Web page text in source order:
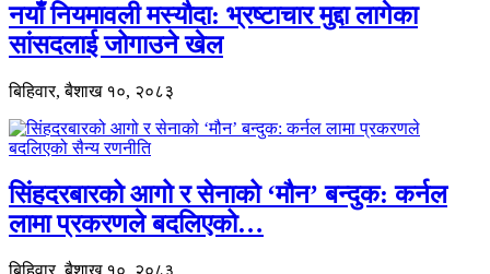
नयाँ नियमावली मस्यौदा: भ्रष्टाचार मुद्दा लागेका
सांसदलाई जोगाउने खेल
बिहिवार, बैशाख १०, २०८३
सिंहदरबारको आगो र सेनाको ‘मौन’ बन्दुक: कर्नल
लामा प्रकरणले बदलिएको…
बिहिवार, बैशाख १०, २०८३